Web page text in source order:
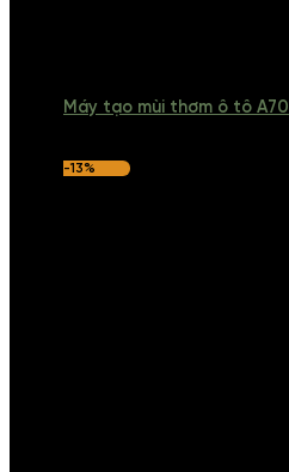
Máy tạo mùi thơm ô tô A70
-13%